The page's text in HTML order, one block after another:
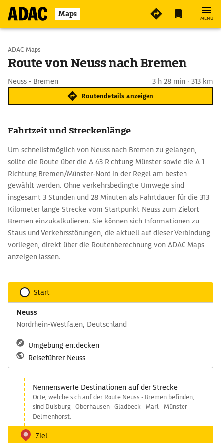
Maps MENÜ
Start wählen
ADAC Maps
Route von Neuss nach Bremen
Neuss - Bremen 3 h 28 min · 313 km
Routendetails anzeigen
Fahrtzeit und Streckenlänge
Um schnellstmöglich von Neuss nach Bremen zu gelangen,
sollte die Route über die A 43 Richtung Münster sowie die A 1
Richtung Bremen/Münster-Nord in der Regel am besten
gewählt werden. Ohne verkehrsbedingte Umwege sind
insgesamt 3 Stunden und 28 Minuten als Fahrtdauer für die 313
Kilometer lange Strecke vom Startpunkt Neuss zum Zielort
Bremen einzukalkulieren. Sie können sich Informationen zu
Staus und Verkehrsstörungen, die aktuell auf dieser Verbindung
vorliegen, direkt über die Routenberechnung von ADAC Maps
anzeigen lassen.
Start
Neuss
Nordrhein-Westfalen, Deutschland
Umgebung entdecken
Reiseführer Neuss
Nennenswerte Destinationen auf der Strecke
Orte, welche sich auf der Route Neuss - Bremen befinden,
sind Duisburg - Oberhausen - Gladbeck - Marl - Münster -
Delmenhorst.
Ziel